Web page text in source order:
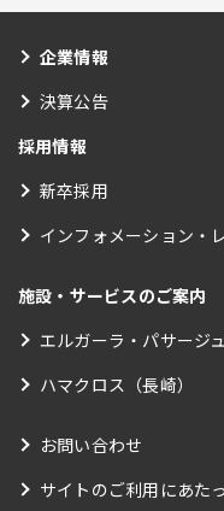
企業情報
決算公告
採用情報
新卒採用
インフォメーション・
施設・サービスのご案内
エルガーラ・パサージ
ハマクロス（長崎）
お問い合わせ
サイトのご利用にあた